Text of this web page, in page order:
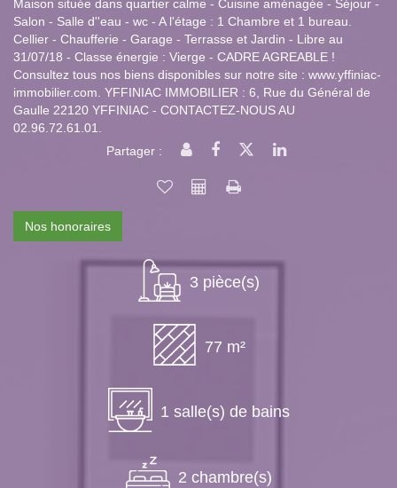
Maison située dans quartier calme - Cuisine aménagée - Séjour -
Salon - Salle d''eau - wc - A l'étage : 1 Chambre et 1 bureau.
Cellier - Chaufferie - Garage - Terrasse et Jardin - Libre au
31/07/18 - Classe énergie : Vierge - CADRE AGREABLE !
Consultez tous nos biens disponibles sur notre site : www.yffiniac-
immobilier.com. YFFINIAC IMMOBILIER : 6, Rue du Général de
Gaulle 22120 YFFINIAC - CONTACTEZ-NOUS AU
02.96.72.61.01.
Partager :
Nos honoraires
3 pièce(s)
77 m²
1 salle(s) de bains
2 chambre(s)